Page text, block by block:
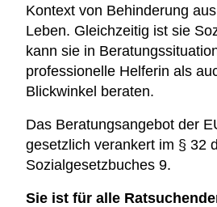
Kontext von Behinderung
Leben. Gleichzeitig ist sie
kann sie in
professionelle Helferin als
Blickwinkel beraten.
Das Beratungsangebot der
gesetzlich verankert im § 32
Sozialgesetzbuches 9.
Sie ist für alle